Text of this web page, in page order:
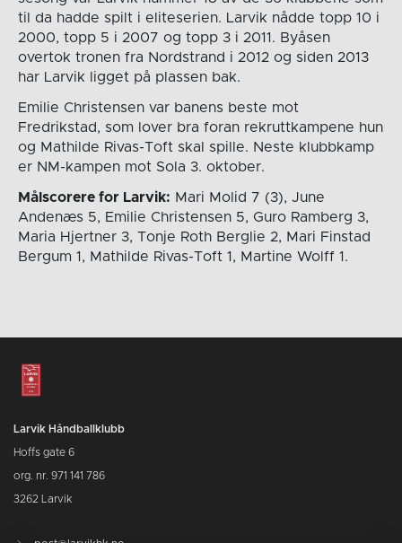
til da hadde spilt i eliteserien. Larvik nådde topp 10 i
2000, topp 5 i 2007 og topp 3 i 2011. Byåsen
overtok tronen fra Nordstrand i 2012 og siden 2013
har Larvik ligget på plassen bak.
Emilie Christensen var banens beste mot
Fredrikstad, som lover bra foran rekruttkampene hun
og Mathilde Rivas-Toft skal spille. Neste klubbkamp
er NM-kampen mot Sola 3. oktober.
Målscorere for Larvik: Mari Molid 7 (3), June
Andenæs 5, Emilie Christensen 5, Guro Ramberg 3,
Maria Hjertner 3, Tonje Roth Berglie 2, Mari Finstad
Bergum 1, Mathilde Rivas-Toft 1, Martine Wolff 1.
Larvik Håndballklubb
Hoffs gate 6
org. nr. 971 141 786
3262 Larvik